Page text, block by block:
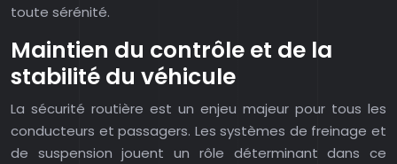
toute sérénité.
Maintien du contrôle et de la
stabilité du véhicule
La sécurité routière est un enjeu majeur pour tous les
conducteurs et passagers. Les systèmes de freinage et
de suspension jouent un rôle déterminant dans ce